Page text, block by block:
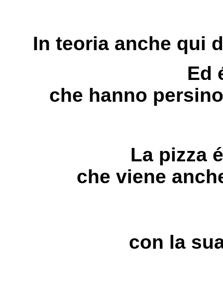
In teoria anche qui
Ed
che hanno
La pizza
che viene
con la